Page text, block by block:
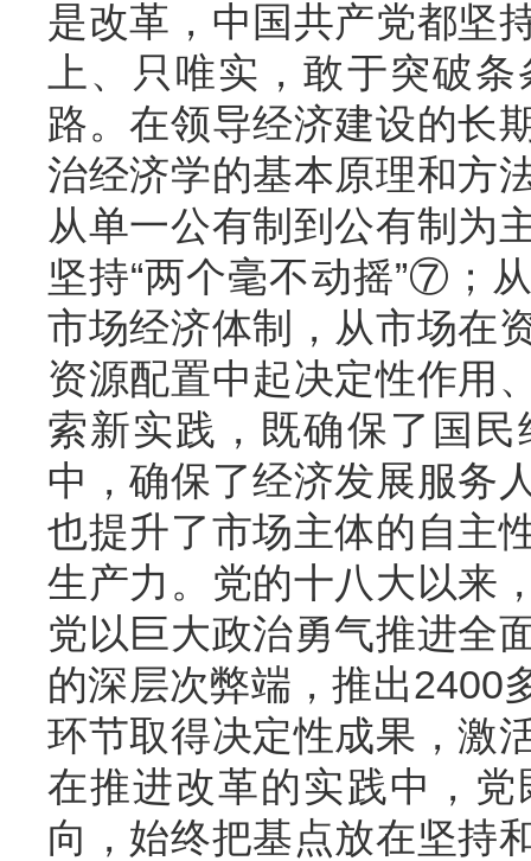
是改革，中国共产党都坚
上、只唯实，敢于突破
路。在领导经济建设的长
治经济学的基本原理和方
从单一公有制到公有制为
坚持“两个毫不动摇”⑦；
市场经济体制，从市场在
资源配置中起决定性作用
索新实践，既确保了国
中，确保了经济发展服务
也提升了市场主体的自主
生产力。党的十八大以来
党以巨大政治勇气推进全
的深层次弊端，推出2400
环节取得决定性成果，激
在推进改革的实践中，
向，始终把基点放在坚持